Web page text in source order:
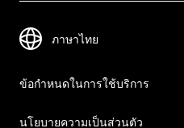
ข้อกำหนดในการใช้บริการ
นโยบายความเป็นส่วนตัว